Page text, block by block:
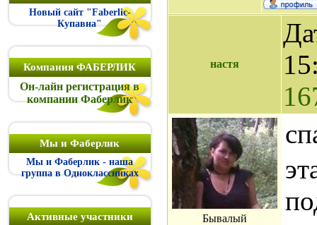
Новый сайт "Faberlic-
Купавна"
Компания ФАБЕРЛИК
Он-лайн регистрация в
компании Фаберлик
Мы и Фаберлик
Мы и Фаберлик - наша
группа в Одноклассниках
Активные участники
настя
Бывалый